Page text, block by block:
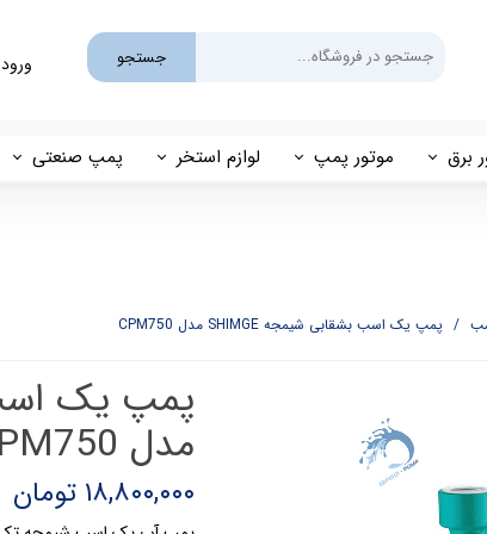
جستجو ورود
برق موتور پمپ لوازم استخر
فیلتر کارتریجی
کلرزن نمکی
پمپ صنعتی
بل اند کاست
پمپ یک اسب بشقابی شیمجه SHIMGE مدل CPM750
مدل CPM750
۱۸,۸۰۰,۰۰۰ تومان